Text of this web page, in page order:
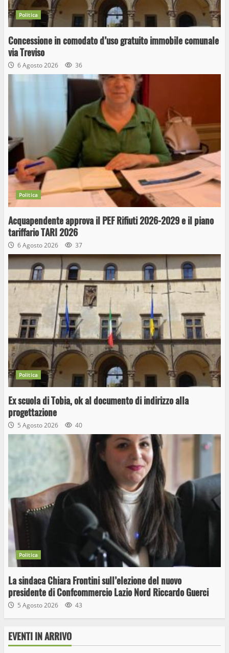
Politica
Concessione in comodato d’uso gratuito immobile comunale
via Treviso
6 Agosto 2026 36
Politica
Acquapendente approva il PEF Rifiuti 2026-2029 e il piano
tariffario TARI 2026
6 Agosto 2026 37
Politica
Ex scuola di Tobia, ok al documento di indirizzo alla
progettazione
5 Agosto 2026 40
Politica
La sindaca Chiara Frontini sull’elezione del nuovo
presidente di Confcommercio Lazio Nord Riccardo Guerci
5 Agosto 2026 43
EVENTI IN ARRIVO